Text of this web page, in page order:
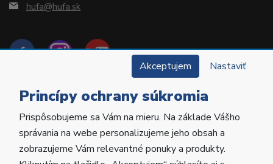
hufa@hufa.sk
Copyright © 2022 Hu-Fa Dental a.s. Všetky práva
vyhradené.
Akceptujem Nastaviť
Princípy ochrany súkromia
Prispôsobujeme sa Vám na mieru. Na základe Vášho
správania na webe personalizujeme jeho obsah a
zobrazujeme Vám relevantné ponuky a produkty.